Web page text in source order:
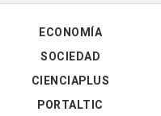
ECONOMÍA
SOCIEDAD
CIENCIAPLUS
PORTALTIC